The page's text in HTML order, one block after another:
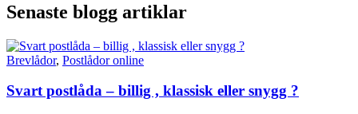
Senaste blogg artiklar
Brevlådor, Postlådor online
Svart postlåda – billig , klassisk eller snygg ?